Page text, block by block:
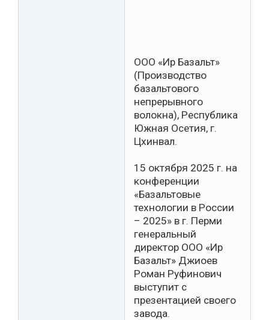
ООО «Ир Базальт»
(Производство
базальтового
непрерывного
волокна), Республика
Южная Осетия, г.
Цхинвал.
15 октября 2025 г. на
конференции
«Базальтовые
технологии в России
– 2025» в г. Перми
генеральный
директор ООО «Ир
Базальт» Джиоев
Роман Руфинович
выступит с
презентацией своего
завода.